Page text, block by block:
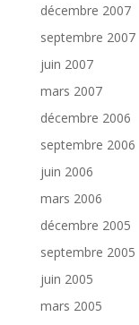
décembre 2007
septembre 2007
juin 2007
mars 2007
décembre 2006
septembre 2006
juin 2006
mars 2006
décembre 2005
septembre 2005
juin 2005
mars 2005